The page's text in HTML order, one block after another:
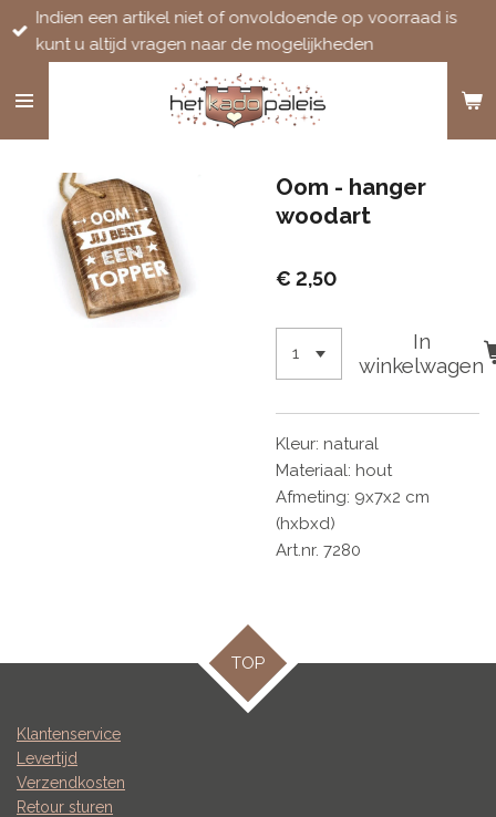
Ga
direct
de
Indien een artikel niet of onvoldoende op voorraad is
kunt u altijd vragen naar de mogelijkheden
Oom - hanger
woodart
€ 2,50
In
winkelwagen
Kleur: natural
Materiaal: hout
Afmeting: 9x7x2 cm
(hxbxd)
Art.nr. 7280
TOP
Klantenservice
Levertijd
Verzendkosten
Retour sturen